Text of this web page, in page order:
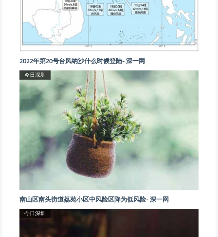
2022年第20号台风纳沙什么时候登陆- 深一网
今日深圳
南山区南头街道荔苑小区中风险区降为低风险- 深一网
今日深圳